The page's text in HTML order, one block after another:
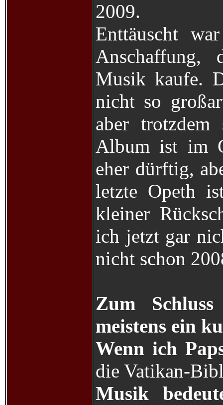
2009.
Enttäuscht
Musik kaufe.
nicht so
aber trotzdem
Album ist im
eher dürftig,
letzte Opeth
kleiner
ich jetzt gar
nicht schon
Zum
meistens ein
Wenn ich
die Vatikan-
Musik